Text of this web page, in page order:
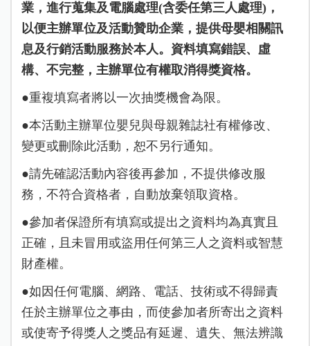
業，進行蒐集及電腦處理(含委任第三人處理)，
以便主辦單位及活動贊助企業，提供母嬰相關訊
息及行銷活動服務於本人。資料填寫錯誤、虛
構、不完整，主辦單位有權取消得獎資格。
●重複填寫者將以一次抽獎機會為限。
●本活動主辦單位嬰兒與母親雜誌社有權修改、
變更或刪除此活動，恕不另行通知。
●請先確認活動內容後再參加，不提供修改服
務，不符合資格者，自動放棄領取資格。
●參加者保證所有填寫或提出之資料均為真實且
正確，且未冒用或盜用任何第三人之資料或智慧
財產權。
●如因任何電腦、網路、電話、技術或不得歸責
任於主辦單位之事由，而使參加者所寄出之資料
或使寄予得獎人之獎品有延遲、遺失、無法辨識